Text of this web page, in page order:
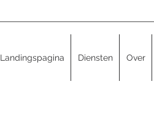
Landingspagina Diensten Over